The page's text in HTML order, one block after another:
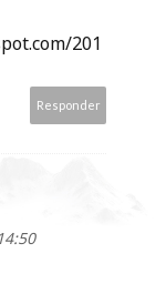
201
Responder